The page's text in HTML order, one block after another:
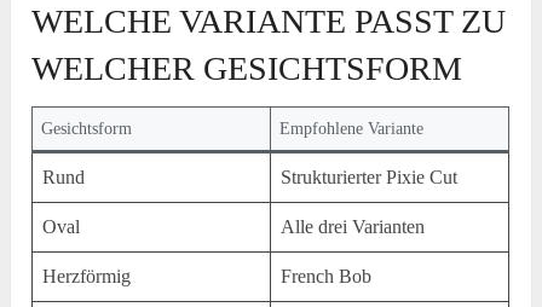
WELCHE VARIANTE PASST ZU
WELCHER GESICHTSFORM
Gesichtsform Empfohlene Variante
Rund Strukturierter Pixie Cut
Oval Alle drei Varianten
Herzförmig French Bob